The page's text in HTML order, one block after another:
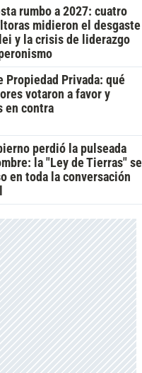
rumbo a 2027: cuatro
midieron el desgaste
y la crisis de liderazgo
Propiedad Privada: qué
votaron a favor y
en contra
perdió la pulseada
la "Ley de Tierras" se
en toda la conversación